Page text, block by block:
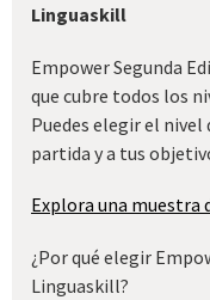
Linguaskill
Empower Segunda
que cubre todos los
Puedes elegir el
partida y a tus
Explora una muestra
¿Por qué elegir
Linguaskill?